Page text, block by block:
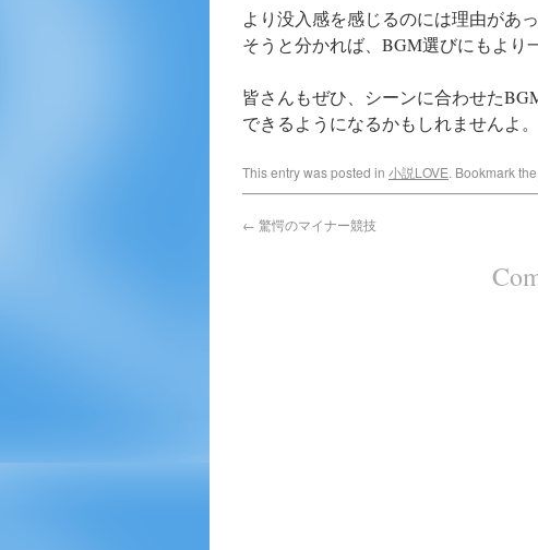
より没入感を感じるのには理由があっ
そうと分かれば、BGM選びにもより
皆さんもぜひ、シーンに合わせた
できるようになるかもしれませんよ。
This entry was posted in 小説LOVE. Bookmark the
← 驚愕のマイナー競技